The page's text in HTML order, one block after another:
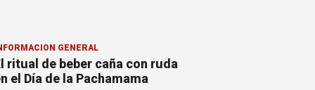
GENERAL
ritual de beber caña con ruda
el Día de la Pachamama